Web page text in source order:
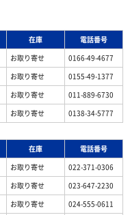
在庫
電話番号
お取り寄せ
0166-49-4677
お取り寄せ
0155-49-1377
お取り寄せ
011-889-6730
お取り寄せ 0138-34-5777
在庫
電話番号
お取り寄せ
022-371-0306
お取り寄せ
023-647-2230
お取り寄せ
024-555-0611